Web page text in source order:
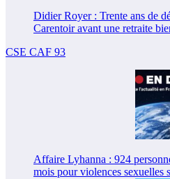
Didier Royer : Trente ans de
Carentoir avant une retraite
CSE CAF 93
Affaire Lyhanna : 924
mois pour violences sexuelles